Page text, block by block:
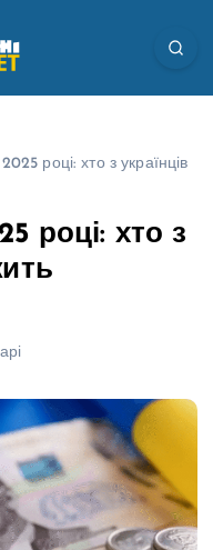
році: хто з українців
році: хто з